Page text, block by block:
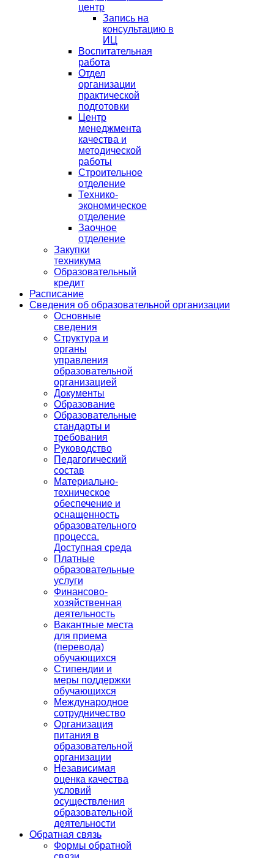
центр
Запись на
консультацию в
ИЦ
Воспитательная
работа
Отдел
организации
практической
подготовки
Центр
менеджмента
качества и
методической
работы
Строительное
отделение
Технико-
экономическое
отделение
Заочное
отделение
Закупки
техникума
Образовательный
кредит
Расписание
Сведения об образовательной организации
Основные
сведения
Структура и
органы
управления
образовательной
организацией
Документы
Образование
Образовательные
стандарты и
требования
Руководство
Педагогический
состав
Материально-
техническое
обеспечение и
оснащенность
образовательного
процесса.
Доступная среда
Платные
образовательные
услуги
Финансово-
хозяйственная
деятельность
Вакантные места
для приема
(перевода)
обучающихся
Стипендии и
меры поддержки
обучающихся
Международное
сотрудничество
Организация
питания в
образовательной
организации
Независимая
оценка качества
условий
осуществления
образовательной
деятельности
Обратная связь
Формы обратной